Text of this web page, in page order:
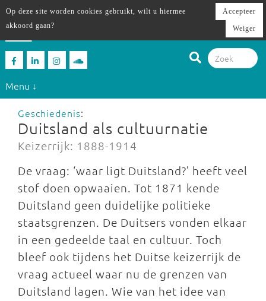
Menu ↓
Geschiedenis:
Duitsland als cultuurnatie
Keizerrijk: 1888-1914
De vraag: ‘waar ligt Duitsland?’ heeft veel
stof doen opwaaien. Tot 1871 kende
Duitsland geen duidelijke politieke
staatsgrenzen. De Duitsers vonden elkaar
in een gedeelde taal en cultuur. Toch
bleef ook tijdens het Duitse keizerrijk de
vraag actueel waar nu de grenzen van
Duitsland lagen. Wie van het idee van
Op deze site worden cookies gebruikt, wilt u hiermee
akkoord gaan?
Accepteer
Weiger